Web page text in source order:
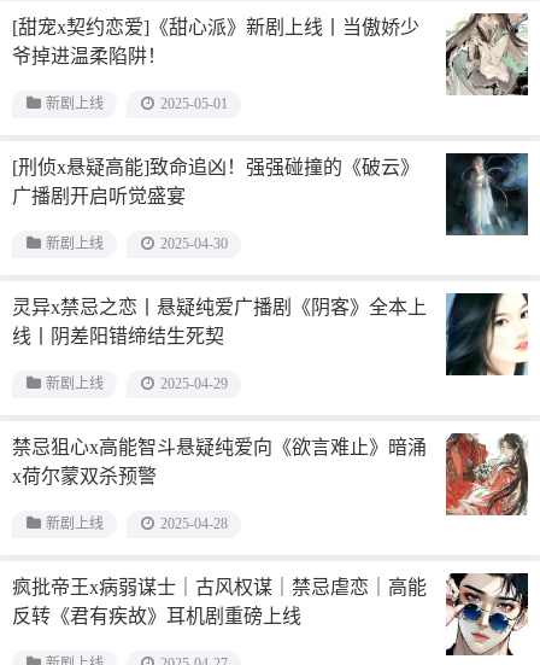
[甜宠x契约恋爱]《甜心派》新剧上线丨当傲娇少
爷掉进温柔陷阱！
新剧上线 2025-05-01
[刑侦x悬疑高能]致命追凶！强强碰撞的《破云》
广播剧开启听觉盛宴
新剧上线 2025-04-30
灵异x禁忌之恋丨悬疑纯爱广播剧《阴客》全本上
线丨阴差阳错缔结生死契
新剧上线 2025-04-29
禁忌狙心x高能智斗悬疑纯爱向《欲言难止》暗涌
x荷尔蒙双杀预警
新剧上线 2025-04-28
疯批帝王x病弱谋士｜古风权谋｜禁忌虐恋｜高能
反转《君有疾故》耳机剧重磅上线